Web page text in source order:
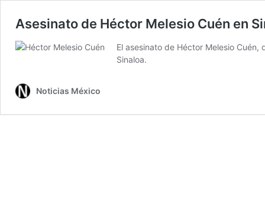
Asesinato de Héctor Melesio Cuén en
El asesinato de Héctor Melesio
Sinaloa.
Noticias México